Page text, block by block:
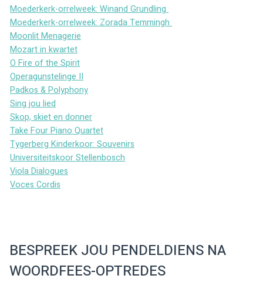
Moederkerk-orrelweek: Winand Grundling
Moederkerk-orrelweek: Zorada Temmingh
Moonlit Menagerie
Mozart in kwartet
O Fire of the Spirit
Operagunstelinge II
Padkos & Polyphony
Sing jou lied
Skop, skiet en donner
Take Four Piano Quartet
Tygerberg Kinderkoor: Souvenirs
Universiteitskoor Stellenbosch
Viola Dialogues
Voces Cordis
BESPREEK JOU PENDELDIENS NA
WOORDFEES-OPTREDES